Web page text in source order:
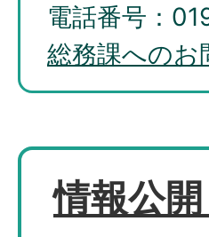
電話番号：
総務課へのお
情報公